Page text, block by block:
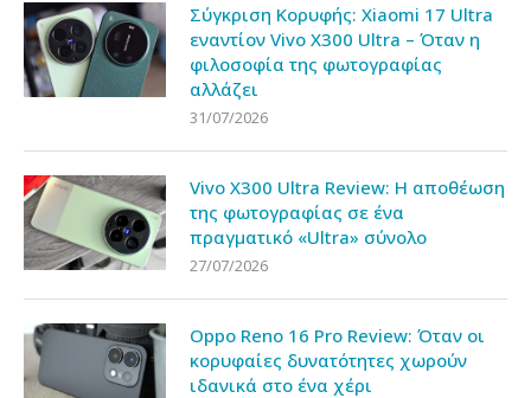
Σύγκριση Κορυφής: Xiaomi 17 Ultra
εναντίον Vivo X300 Ultra – Όταν η
φιλοσοφία της φωτογραφίας
αλλάζει
31/07/2026
Vivo X300 Ultra Review: Η αποθέωση
της φωτογραφίας σε ένα
πραγματικό «Ultra» σύνολο
27/07/2026
Oppo Reno 16 Pro Review: Όταν οι
κορυφαίες δυνατότητες χωρούν
ιδανικά στο ένα χέρι